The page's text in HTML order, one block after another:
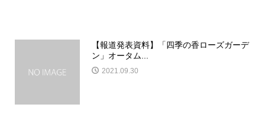
【報道発表資料】「四季の香ローズガーデ
ン」オータム...
2021.09.30